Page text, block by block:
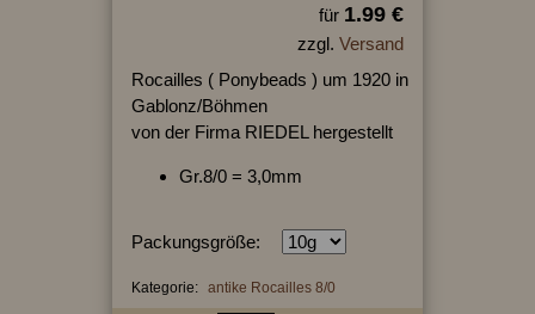
für 1.99 €
zzgl. Versand
Rocailles ( Ponybeads ) um 1920 in
Gablonz/Böhmen
von der Firma RIEDEL hergestellt
Gr.8/0 = 3,0mm
Packungsgröße:
Kategorie: antike Rocailles 8/0